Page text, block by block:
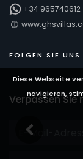
Diese Webseite
navigieren,
+34 965740612
FOLGEN SIE UNS
Verpassen Sie